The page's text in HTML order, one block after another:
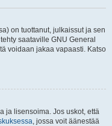
on tuottanut, julkaissut ja sen
saataville GNU General
voidaan jakaa vapaasti. Katso
ja lisensoima. Jos uskot, että
, jossa voit äänestää